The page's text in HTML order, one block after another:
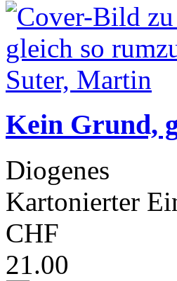
Kein Grund,
Diogenes
Kartonierter
CHF
21.00